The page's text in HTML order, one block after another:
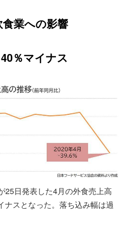
業への影響
％マイナス
25日発表した4月の外食売上高
ナスとなった。落ち込み幅は過